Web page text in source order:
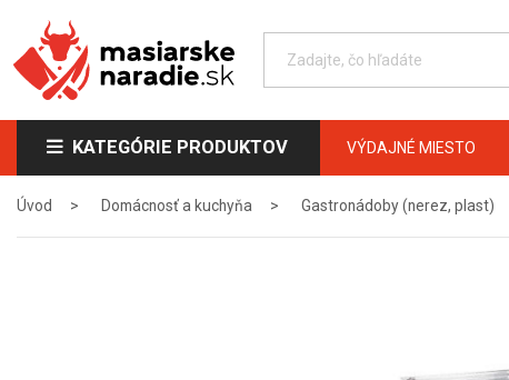
KATEGÓRIE PRODUKTOV VÝDAJNÉ MIESTO
Úvod Domácnosť a kuchyňa Gastronádoby (nerez, plast)